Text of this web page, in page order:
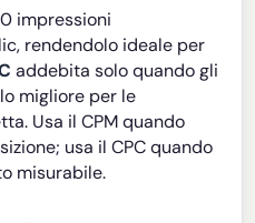
impressioni
rendendolo ideale per
addebita solo quando gli
migliore per le
Usa il CPM quando
usa il CPC quando
misurabile.